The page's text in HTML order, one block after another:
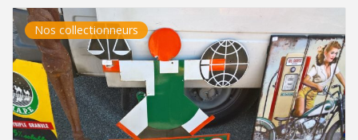
Nos collectionneurs